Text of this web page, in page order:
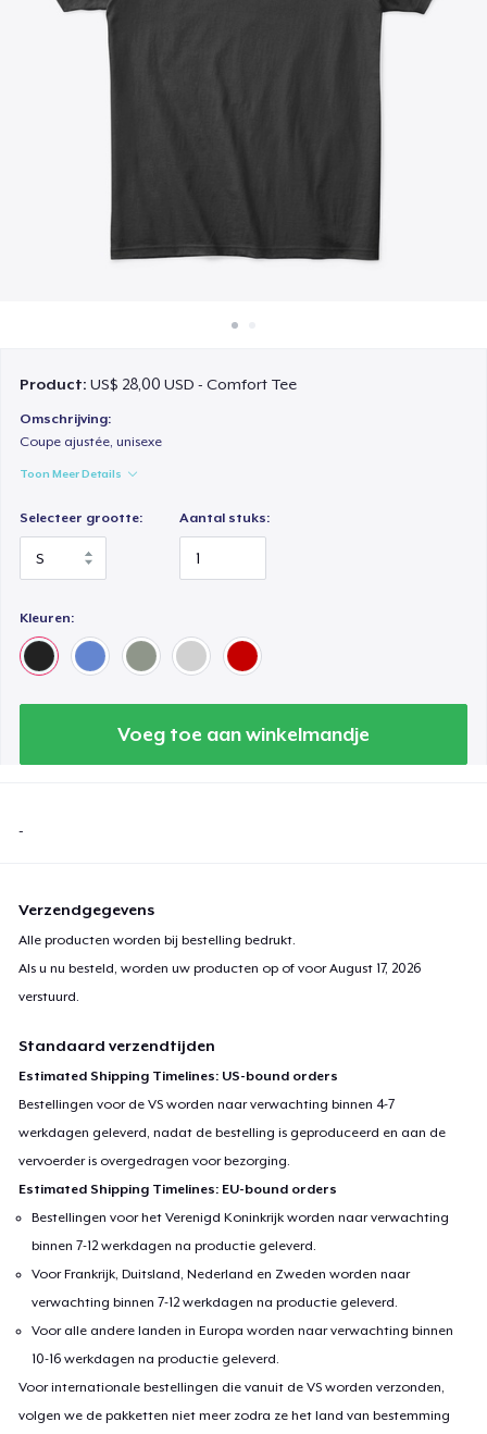
Product:US$ 28,00 USD - Comfort Tee
Omschrijving:
Coupe ajustée, unisexe
Toon Meer Details
Selecteer grootte: Aantal stuks:
Kleuren:
Voeg toe aan winkelmandje
-
Verzendgegevens
Alle producten worden bij bestelling bedrukt.
Als u nu besteld, worden uw producten op of voorAugust 17, 2026
verstuurd.
Standaard verzendtijden
Estimated Shipping Timelines: US-bound orders
Bestellingen voor de VS worden naar verwachting binnen 4-7
werkdagen geleverd, nadat de bestelling is geproduceerd en aan de
vervoerder is overgedragen voor bezorging.
Estimated Shipping Timelines: EU-bound orders
Bestellingen voor het Verenigd Koninkrijk worden naar verwachting
binnen 7-12 werkdagen na productie geleverd.
Voor Frankrijk, Duitsland, Nederland en Zweden worden naar
verwachting binnen 7-12 werkdagen na productie geleverd.
Voor alle andere landen in Europa worden naar verwachting binnen
10-16 werkdagen na productie geleverd.
Voor internationale bestellingen die vanuit de VS worden verzonden,
volgen we de pakketten niet meer zodra ze het land van bestemming